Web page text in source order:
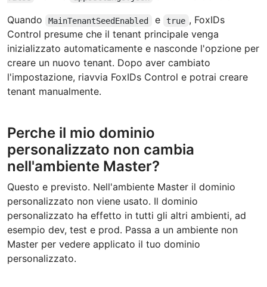
Quando
MainTenantSeedEnabled e true , FoxIDs
Control presume che il tenant principale venga
inizializzato automaticamente e nasconde l'opzione per
creare un nuovo tenant. Dopo aver cambiato
l'impostazione, riavvia FoxIDs Control e potrai creare
tenant manualmente.
Perche il mio dominio
personalizzato non cambia
nell'ambiente Master?
Questo e previsto. Nell'ambiente Master il dominio
personalizzato non viene usato. Il dominio
personalizzato ha effetto in tutti gli altri ambienti, ad
esempio dev, test e prod. Passa a un ambiente non
Master per vedere applicato il tuo dominio
personalizzato.